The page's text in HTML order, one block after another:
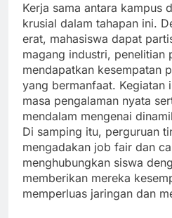
Kerja sama antara kampus
krusial dalam tahapan ini.
erat, mahasiswa dapat
magang industri, penelitian
mendapatkan kesempatan
yang bermanfaat. Kegiatan
masa pengalaman nyata
mendalam mengenai
Di samping itu, perguruan
mengadakan job fair dan
menghubungkan siswa
memberikan mereka
memperluas jaringan dan